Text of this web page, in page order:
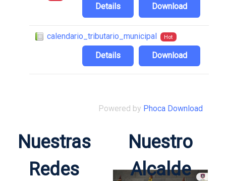
Download
Details
calendario_tributario_municipal Hot
Download
Details
Powered by Phoca Download
Nuestras
Redes
Nuestro
Alcalde